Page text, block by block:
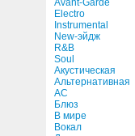
Avant-Garde
Electro
Instrumental
New-эйдж
R&B
Soul
Акустическая
Альтернативная
АС
Блюз
В мире
Вокал